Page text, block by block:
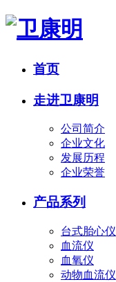
首页
走进卫康明
公司简介
企业文化
发展历程
企业荣誉
产品系列
台式胎心仪
血流仪
血氧仪
动物血流仪